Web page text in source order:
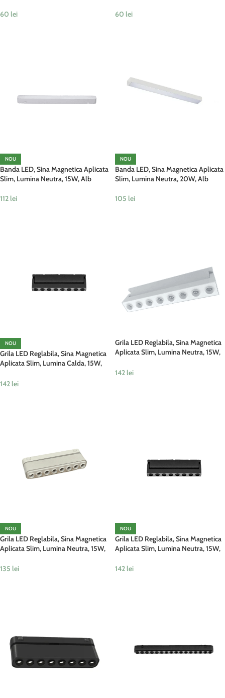
60 lei 60 lei
NOU
Banda LED, Sina Magnetica Aplicata
Slim, Lumina Neutra, 15W, Alb
112 lei
NOU
Banda LED, Sina Magnetica Aplicata
Slim, Lumina Neutra, 20W, Alb
105 lei
NOU
Grila LED Reglabila, Sina Magnetica
Aplicata Slim, Lumina Calda, 15W,
142 lei
Grila LED Reglabila, Sina Magnetica
Aplicata Slim, Lumina Neutra, 15W,
142 lei
NOU
Grila LED Reglabila, Sina Magnetica
Aplicata Slim, Lumina Neutra, 15W,
135 lei
NOU
Grila LED Reglabila, Sina Magnetica
Aplicata Slim, Lumina Neutra, 15W,
142 lei